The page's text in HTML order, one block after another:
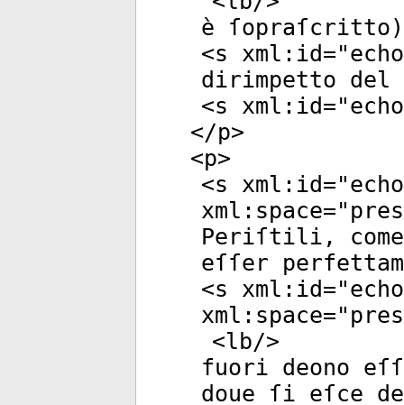
è
<s xml:id="
dirimpetto del
<s xml:id="
</p>
<p>
<s xml:id="
xml:space="
Periſtili,
eſſer
<s xml:id="
xml:space="
<lb/>
fuori deono
doue ſi eſce